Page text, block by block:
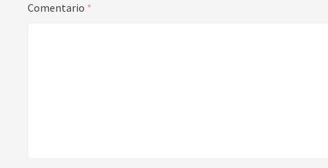
Comentario *